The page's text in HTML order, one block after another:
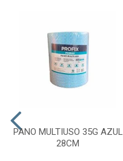
PANO MULTIUSO 35G AZUL
28CM